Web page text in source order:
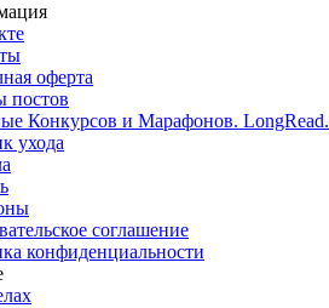
оферта
постов
Конкурсов и Марафонов. LongRead.
ухода
соглашение
конфиденциальности